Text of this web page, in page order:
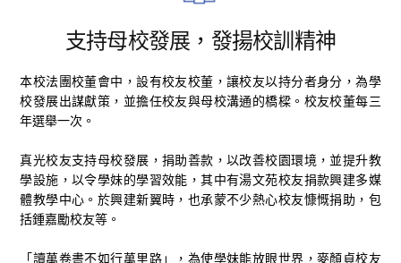
支持母校發展，發揚校訓精神
本校法團校董會中，設有校友校董，讓校友以持分者身分，為學
校發展出謀獻策，並擔任校友與母校溝通的橋樑。校友校董每三
年選舉一次。
真光校友支持母校發展，捐助善款，以改善校園環境，並提升教
學設施，以令學妹的學習效能，其中有湯文苑校友捐款興建多媒
體教學中心。於興建新翼時，也承蒙不少熱心校友慷慨捐助，包
括鍾嘉勵校友等。
「讀萬卷書不如行萬里路」，為使學妹能放眼世界，麥顏貞校友